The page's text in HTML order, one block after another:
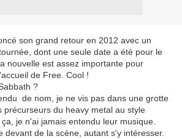
son grand retour en 2012 avec un
dont une seule date a été pour le
nouvelle est assez importante pour
de Free. Cool !
?
de nom, je ne vis pas dans une grotte
précurseurs du heavy metal au style
je n'ai jamais entendu leur musique.
devant de la scène, autant s'y intéresser.